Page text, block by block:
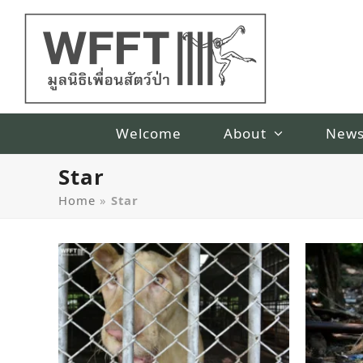
Welcome About
Star
Home » Star